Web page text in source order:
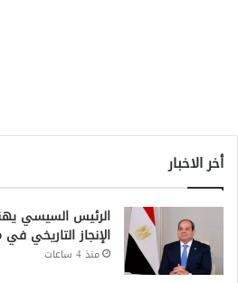
أخر الاخبار
الرئيس السيسي
الإنجاز التاريخي في
منذ 4 ساعات